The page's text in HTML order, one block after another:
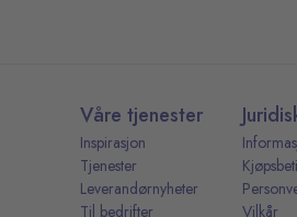
Våre tjenester
Inspirasjon
Tjenester
Leverandørnyheter
Til bedrifter
Vilkår